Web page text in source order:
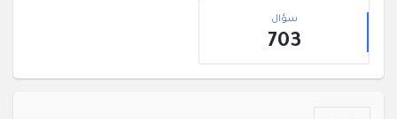
الجانبية
إحصائيات
سؤال
703